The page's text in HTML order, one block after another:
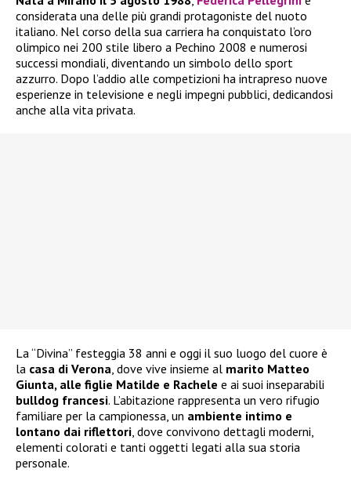
considerata una delle più grandi protagoniste del nuoto
italiano. Nel corso della sua carriera ha conquistato l’oro
olimpico nei 200 stile libero a Pechino 2008 e numerosi
successi mondiali, diventando un simbolo dello sport
azzurro. Dopo l’addio alle competizioni ha intrapreso nuove
esperienze in televisione e negli impegni pubblici, dedicandosi
anche alla vita privata.
La “Divina” festeggia 38 anni e oggi il suo luogo del cuore è
la casa di Verona, dove vive insieme al marito Matteo
Giunta, alle figlie Matilde e Rachele e ai suoi inseparabili
bulldog francesi. L’abitazione rappresenta un vero rifugio
familiare per la campionessa, un ambiente intimo e
lontano dai riflettori, dove convivono dettagli moderni,
elementi colorati e tanti oggetti legati alla sua storia
personale.